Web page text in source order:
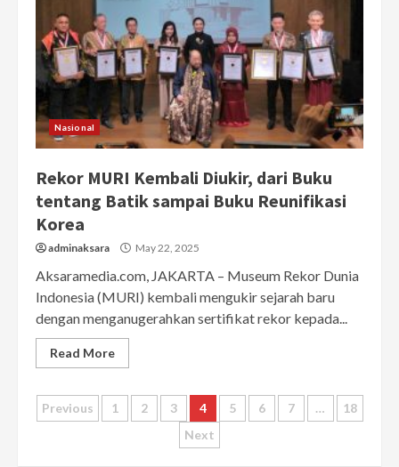
Nasional
Rekor MURI Kembali Diukir, dari Buku
tentang Batik sampai Buku Reunifikasi
Korea
adminaksara May 22, 2025
Aksaramedia.com, JAKARTA – Museum Rekor Dunia
Indonesia (MURI) kembali mengukir sejarah baru
dengan menganugerahkan sertifikat rekor kepada...
Read More
Posts
Previous 1 2 3 4 5 6 7 …
18
Next